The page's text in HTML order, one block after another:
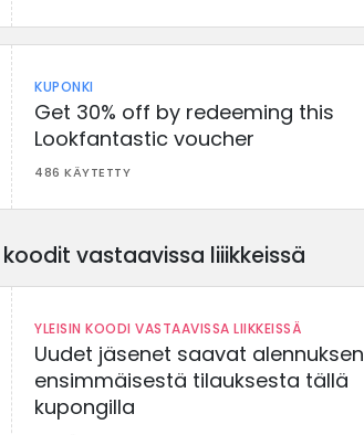
KUPONKI
Get 30% off by redeeming this
Lookfantastic voucher
486 KÄYTETTY
vastaavissa liiikkeissä
YLEISIN KOODI VASTAAVISSA LIIKKEISSÄ
Uudet jäsenet saavat alennuksen
ensimmäisestä tilauksesta tällä
kupongilla